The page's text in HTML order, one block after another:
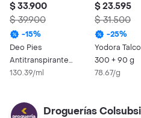
$ 33.900
$ 39.900
-15%
Deo Pies
Antitranspirante
Clinical en Spray
130.39/ml
$ 23.595
$ 31.500
-25%
Yodora
300 + 90 g
78.67/g